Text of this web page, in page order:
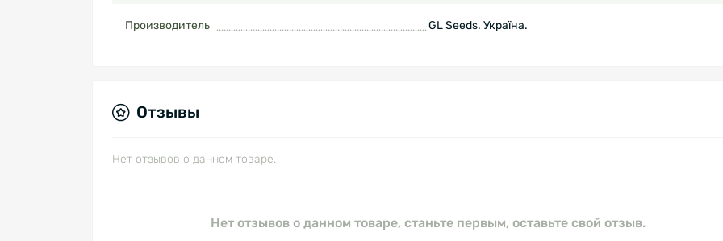
Производитель GL Seeds. Україна.
Отзывы
Нет отзывов о данном товаре.
Нет отзывов о данном товаре, станьте первым, оставьте свой отзыв.